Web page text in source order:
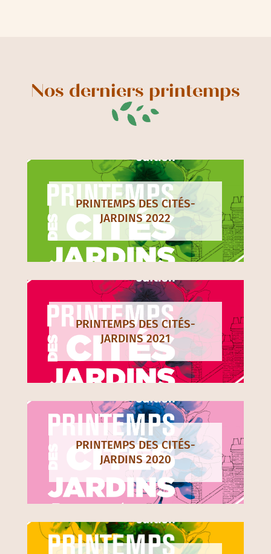
Nos derniers printemps
PRINTEMPS DES CITÉS-
JARDINS 2022
PRINTEMPS DES CITÉS-
JARDINS 2021
PRINTEMPS DES CITÉS-
JARDINS 2020